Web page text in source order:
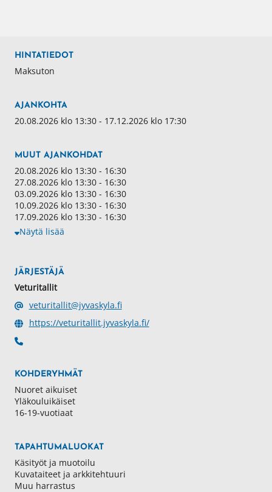
HINTATIEDOT
Maksuton
AJANKOHTA
20.08.2026 klo 13:30 - 17.12.2026 klo 17:30
MUUT AJANKOHDAT
20.08.2026 klo 13:30 - 16:30
27.08.2026 klo 13:30 - 16:30
03.09.2026 klo 13:30 - 16:30
10.09.2026 klo 13:30 - 16:30
17.09.2026 klo 13:30 - 16:30
Näytä lisää
JÄRJESTÄJÄ
Veturitallit
veturitallit@jyvaskyla.fi
https://veturitallit.jyvaskyla.fi/
KOHDERYHMÄT
Nuoret aikuiset
Yläkouluikäiset
16-19-vuotiaat
TAPAHTUMALUOKAT
Käsityöt ja muotoilu
Kuvataiteet ja arkkitehtuuri
Muu harrastus